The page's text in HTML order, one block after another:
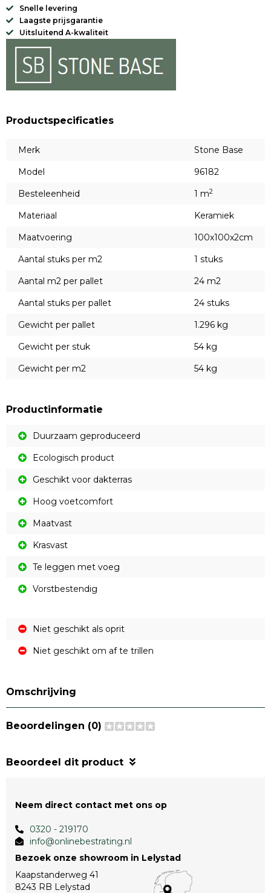
Snelle levering
Laagste prijsgarantie
Uitsluitend A-kwaliteit
Productspecificaties
Merk
Stone Base
Model
96182
Besteleenheid
1 m2
Materiaal
Keramiek
Maatvoering
100x100x2cm
Aantal stuks per m2
1 stuks
Aantal m2 per pallet
24 m2
Aantal stuks per pallet
24 stuks
Gewicht per pallet
1.296 kg
Gewicht per stuk
54 kg
Gewicht per m2
54 kg
Productinformatie
Duurzaam geproduceerd
Ecologisch product
Geschikt voor dakterras
Hoog voetcomfort
Maatvast
Krasvast
Te leggen met voeg
Vorstbestendig
Niet geschikt als oprit
Niet geschikt om af te trillen
Omschrijving
Beoordelingen (0)
Beoordeel dit product
Neem direct contact met ons op
0320 - 219170
info@onlinebestrating.nl
Bezoek onze showroom in Lelystad
Kaapstanderweg 41
8243 RB Lelystad